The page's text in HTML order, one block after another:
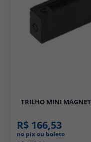
TRILHO MINI
R$ 166,53
no pix ou boleto